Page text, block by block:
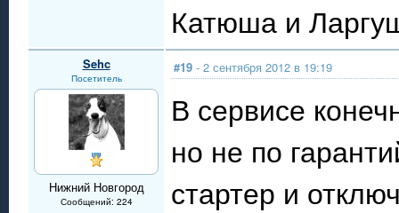
Катюша и
Sehc
Посетитель
Нижний Новгород
Сообщений: 224
#19 - 2 сентября 2012 в 19:19
В сервисе
но не по
стартер и